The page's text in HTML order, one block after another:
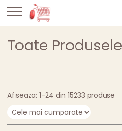
Toate Produsele
Afiseaza: 1-24 din 15233 produse